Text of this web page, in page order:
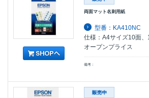
両面マット名刺用紙
型番：KA410NC
仕様：A4サイズ10面、
オープンプライス
備考：